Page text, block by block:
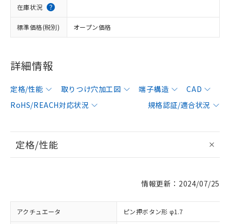
在庫状況
標準価格(税別) オープン価格
詳細情報
定格/性能 取りつけ穴加工図 端子構造
CAD
RoHS/REACH対応状況
規格認証/適合状況
定格/性能
情報更新：2024/07/25
アクチュエータ ピン押ボタン形 φ1.7